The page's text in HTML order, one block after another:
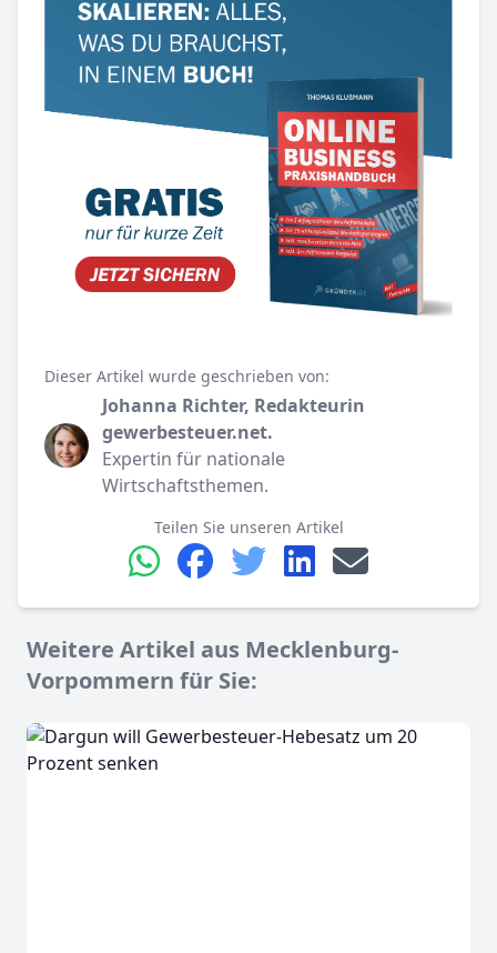
Dieser Artikel wurde geschrieben von:
Johanna Richter, Redakteurin
gewerbesteuer.net.
Expertin für nationale
Wirtschaftsthemen.
Teilen Sie unseren Artikel
Weitere Artikel aus Mecklenburg-
Vorpommern für Sie: